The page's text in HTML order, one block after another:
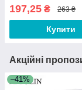
197,25 ₴ 263 ₴
Купити
Акційні
–41%